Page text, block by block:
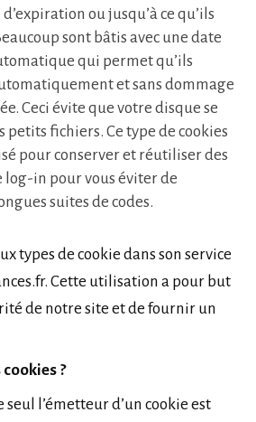
ou jusqu’à ce qu’ils
sont bâtis avec une date
qui permet qu’ils
et sans dommage
Ceci évite que votre disque se
petits fichiers. Ce type de cookies
pour conserver et réutiliser des
in pour vous éviter de
suites de codes.
types de cookie dans son service
Cette utilisation a pour but
de notre site et de fournir un
?
seul l’émetteur d’un cookie est